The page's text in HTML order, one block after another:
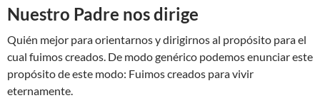
Nuestro Padre nos dirige
Quién mejor para orientarnos y dirigirnos al propósito para el
cual fuimos creados. De modo genérico podemos enunciar este
propósito de este modo: Fuimos creados para vivir
eternamente.